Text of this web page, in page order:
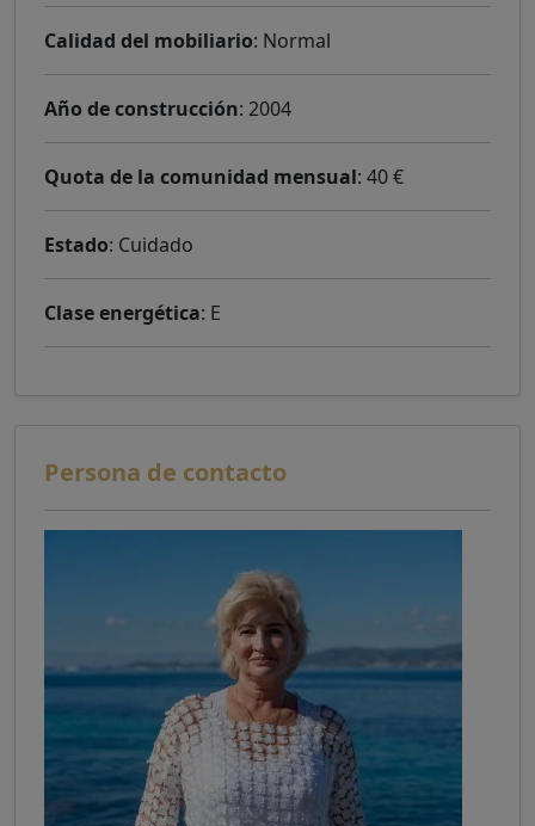
Calidad del mobiliario: Normal
Año de construcción: 2004
Quota de la comunidad mensual: 40 €
Estado: Cuidado
Clase energética: E
Persona de contacto